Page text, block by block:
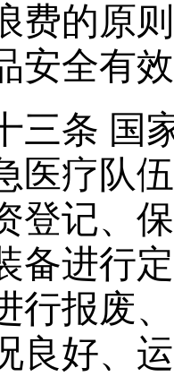
费的原
安全有
三条 国
医疗队
登记、
备进行
行报废
良好、